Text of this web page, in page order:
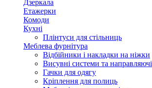
Дзеркала
Етажерки
Комоди
Кухні
Плінтуси для стільниць
Меблева фурнітура
Відбійники і накладки на ніжки
Висувні системи та направляючі
Гачки для одягу
Кріплення для полиць